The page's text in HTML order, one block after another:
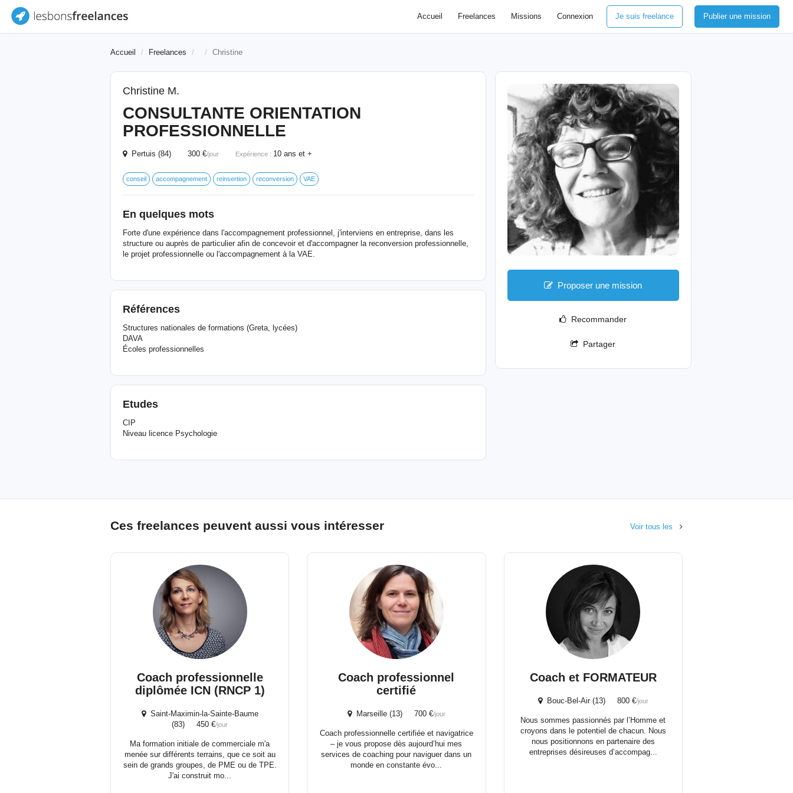
Accueil Freelances Missions Connexion Je suis freelance Publier une mission
Accueil Freelances Christine
Christine M.
CONSULTANTE ORIENTATION
PROFESSIONNELLE
Pertuis (84) 300 €/jour Expérience : 10 ans et +
conseil accompagnement reinsertion reconversion VAE
En quelques mots
Forte d'une expérience dans l'accompagnement professionnel, j'interviens en entreprise, dans les
structure ou auprès de particulier afin de concevoir et d'accompagner la reconversion professionnelle,
le projet professionnelle ou l'accompagnement à la VAE.
Références
Structures nationales de formations (Greta, lycées)
DAVA
Écoles professionnelles
Etudes
CIP
Niveau licence Psychologie
Proposer une mission
Recommander
Partager
Ces freelances peuvent aussi vous intéresser Voir tous les
Coach professionnelle
diplômée ICN (RNCP 1)
Saint-Maximin-la-Sainte-Baume
(83) 450 €/jour
Ma formation initiale de commerciale m'a
menée sur différents terrains, que ce soit au
sein de grands groupes, de PME ou de TPE.
J'ai construit mo...
Coach professionnel
certifié
Marseille (13) 700 €/jour
Coach professionnelle certifiée et navigatrice
– je vous propose dès aujourd’hui mes
services de coaching pour naviguer dans un
monde en constante évo...
Coach et FORMATEUR
Bouc-Bel-Air (13) 800 €/jour
Nous sommes passionnés par l’Homme et
croyons dans le potentiel de chacun. Nous
nous positionnons en partenaire des
entreprises désireuses d’accompag...